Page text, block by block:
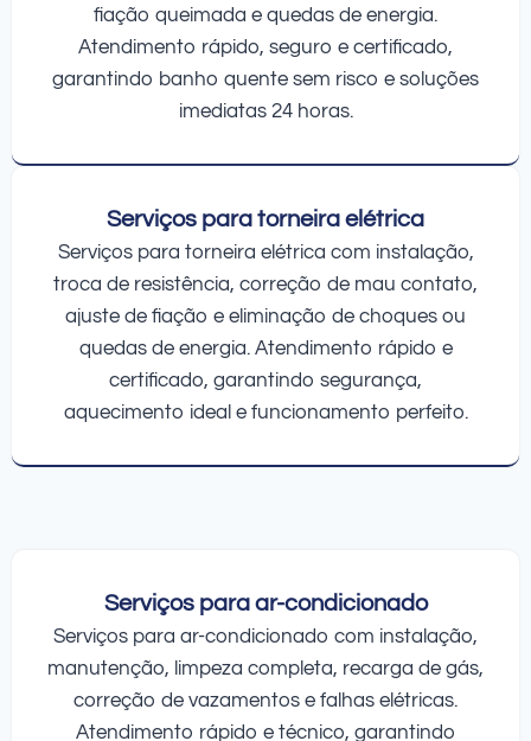
fiação queimada e quedas de energia.
Atendimento rápido, seguro e certificado,
garantindo banho quente sem risco e soluções
imediatas 24 horas.
Serviços para torneira elétrica
Serviços para torneira elétrica com instalação,
troca de resistência, correção de mau contato,
ajuste de fiação e eliminação de choques ou
quedas de energia. Atendimento rápido e
certificado, garantindo segurança,
aquecimento ideal e funcionamento perfeito.
Serviços para ar-condicionado
Serviços para ar-condicionado com instalação,
manutenção, limpeza completa, recarga de gás,
correção de vazamentos e falhas elétricas.
Atendimento rápido e técnico, garantindo